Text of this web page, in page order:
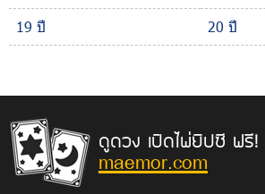
19 ปี
20 ปี
ดูดวง เปิดไพ่ยิปซี ฟรี
maemor.com